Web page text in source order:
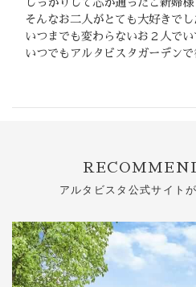
しっかりして芯が通ったご新婦様
そんなお二人がとても大好きでし
いつまでも変わらないお２人でい
いつでもアルタビスタガーデンで
アルタビスタ公式サイト